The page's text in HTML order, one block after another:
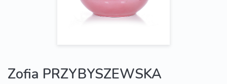
Zofia PRZYBYSZEWSKA